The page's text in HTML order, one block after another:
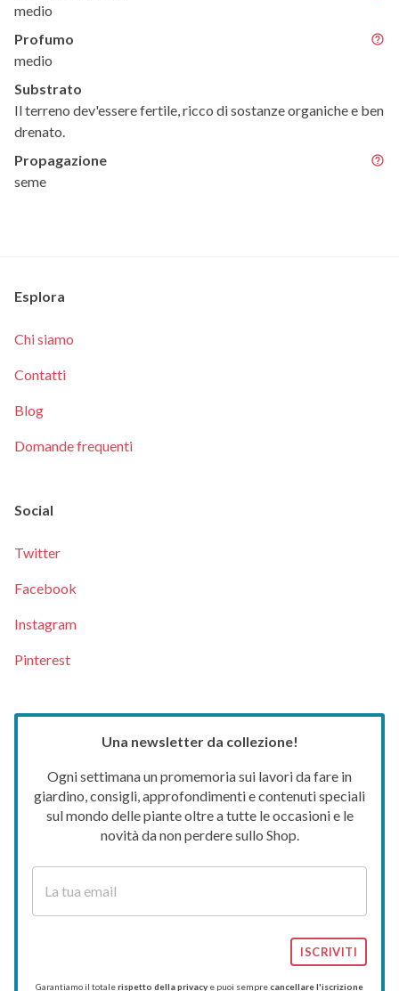
medio
Profumo
medio
Substrato
Il terreno dev'essere fertile, ricco di sostanze organiche e ben
drenato.
Propagazione
seme
Esplora
Chi siamo
Contatti
Blog
Domande frequenti
Social
Twitter
Facebook
Instagram
Pinterest
Una newsletter da collezione!
Ogni settimana un promemoria sui lavori da fare in
giardino, consigli, approfondimenti e contenuti speciali
sul mondo delle piante oltre a tutte le occasioni e le
novità da non perdere sullo Shop.
ISCRIVITI
Garantiamo il totalerispetto della privacy e puoi semprecancellare l'iscrizione